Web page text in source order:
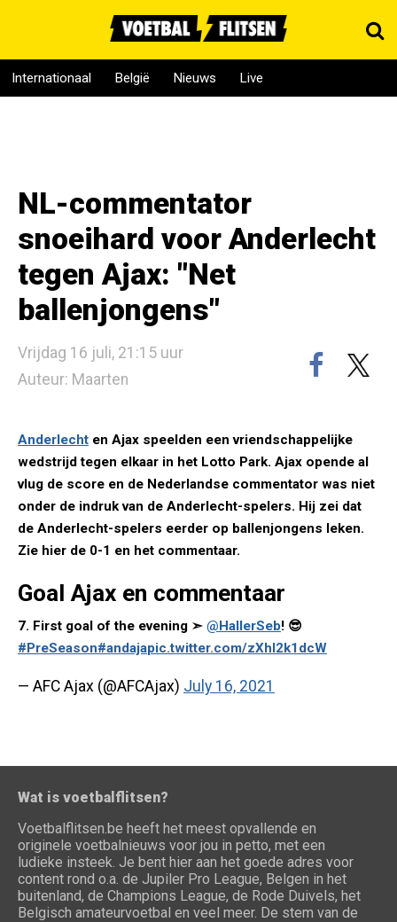
Internationaal België Nieuws Live
NL-commentator
snoeihard voor Anderlecht
tegen Ajax: "Net
ballenjongens"
Vrijdag 16 juli, 21:15 uur
Auteur: Maarten
Anderlecht en Ajax speelden een vriendschappelijke
wedstrijd tegen elkaar in het Lotto Park. Ajax opende al
vlug de score en de Nederlandse commentator was niet
onder de indruk van de Anderlecht-spelers. Hij zei dat
de Anderlecht-spelers eerder op ballenjongens leken.
Zie hier de 0-1 en het commentaar.
Goal Ajax en commentaar
7. First goal of the evening ➣ @HallerSeb! 😎
#PreSeason#andajapic.twitter.com/zXhl2k1dcW
— AFC Ajax (@AFCAjax) July 16, 2021
Wat is voetbalflitsen?
Voetbalflitsen.be heeft het meest opvallende en
originele voetbalnieuws voor jou in petto, met een
ludieke insteek. Je bent hier aan het goede adres voor
content rond o.a. de Jupiler Pro League, Belgen in het
buitenland, de Champions League, de Rode Duivels, het
Belgisch amateurvoetbal en veel meer. De stem van de